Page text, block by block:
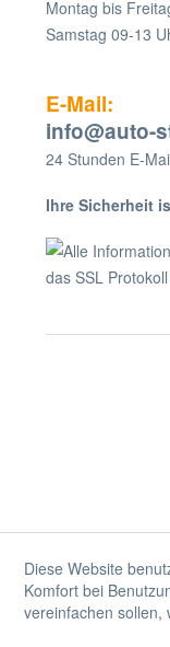
Montag bis
Samstag 09-13
E-Mail:
info@auto-
24 Stunden E-
Ihre Sicherheit
Alle
das SSL
Diese Website
Komfort bei
vereinfachen sollen,